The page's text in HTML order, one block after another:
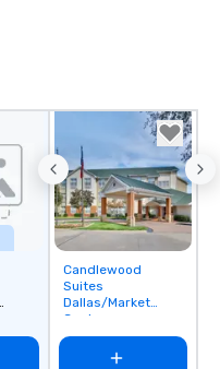
Removed from
favorites
Candlewood
Suites
Dallas/Market
Center